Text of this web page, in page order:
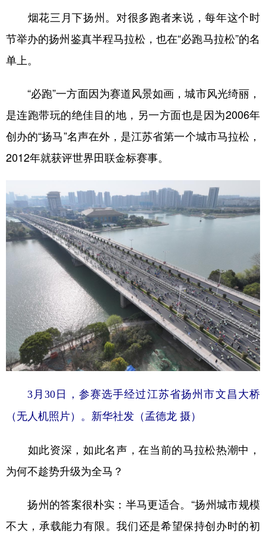
新疆 内蒙古 黑龙江
多语种频道
English Español Français عربى
Русский язык 日本語 한국어
Deutsch Português
烟花三月下扬州。对很多跑者来说，每年这个时
节举办的扬州鉴真半程马拉松，也在“必跑马拉松”的名
单上。
“必跑”一方面因为赛道风景如画，城市风光绮丽，
是连跑带玩的绝佳目的地，另一方面也是因为2006年
创办的“扬马”名声在外，是江苏省第一个城市马拉松，
2012年就获评世界田联金标赛事。
3月30日，参赛选手经过江苏省扬州市文昌大桥
（无人机照片）。新华社发（孟德龙 摄）
如此资深，如此名声，在当前的马拉松热潮中，
为何不趁势升级为全马？
扬州的答案很朴实：半马更适合。“扬州城市规模
不大，承载能力有限。我们还是希望保持创办时的初